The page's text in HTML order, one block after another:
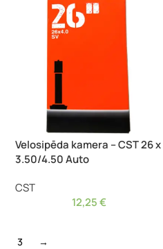
Velosipēda kamera – CST 26 x
3.50/4.50 Auto
CST
12,25€
3 →